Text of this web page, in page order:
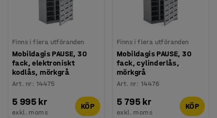
Finns i flera utföranden
Mobildagis PAUSE, 30
fack, elektroniskt
kodlås, mörkgrå
Art. nr: 14475
5 995 kr
exkl. moms
KÖP
Finns i flera utföranden
Mobildagis PAUSE, 30
fack, cylinderlås,
mörkgrå
Art. nr: 14476
5 795 kr
exkl. moms
KÖP